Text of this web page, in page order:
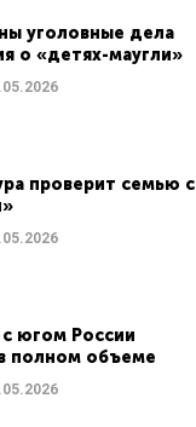
уголовные дела
о «детях-маугли»
проверит семью с
югом России
полном объеме